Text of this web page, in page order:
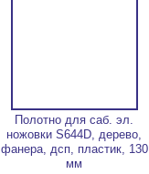
Полотно для саб. эл.
ножовки S644D, дерево,
фанера, дсп, пластик, 130
мм